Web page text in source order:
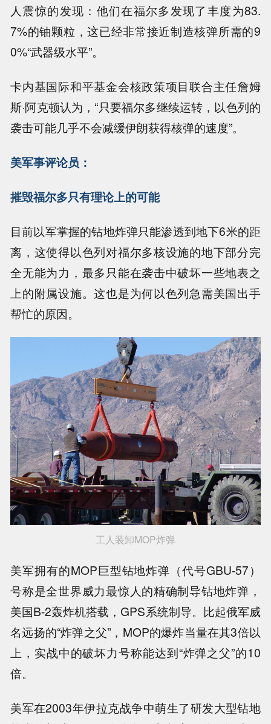
人震惊的发现：他们在福尔多发现了丰度为83.
7%的铀颗粒，这已经非常接近制造核弹所需的9
0%“武器级水平”。
卡内基国际和平基金会核政策项目联合主任詹姆
斯·阿克顿认为，“只要福尔多继续运转，以色列的
袭击可能几乎不会减缓伊朗获得核弹的速度”。
美军事评论员：
摧毁福尔多只有理论上的可能
目前以军掌握的钻地炸弹只能渗透到地下6米的距
离，这使得以色列对福尔多核设施的地下部分完
全无能为力，最多只能在袭击中破坏一些地表之
上的附属设施。这也是为何以色列急需美国出手
帮忙的原因。
工人装卸MOP炸弹
美军拥有的MOP巨型钻地炸弹（代号GBU-57）
号称是全世界威力最惊人的精确制导钻地炸弹，
美国B-2轰炸机搭载，GPS系统制导。比起俄军威
名远扬的“炸弹之父”，MOP的爆炸当量在其3倍以
上，实战中的破坏力号称能达到“炸弹之父”的10
倍。
美军在2003年伊拉克战争中萌生了研发大型钻地